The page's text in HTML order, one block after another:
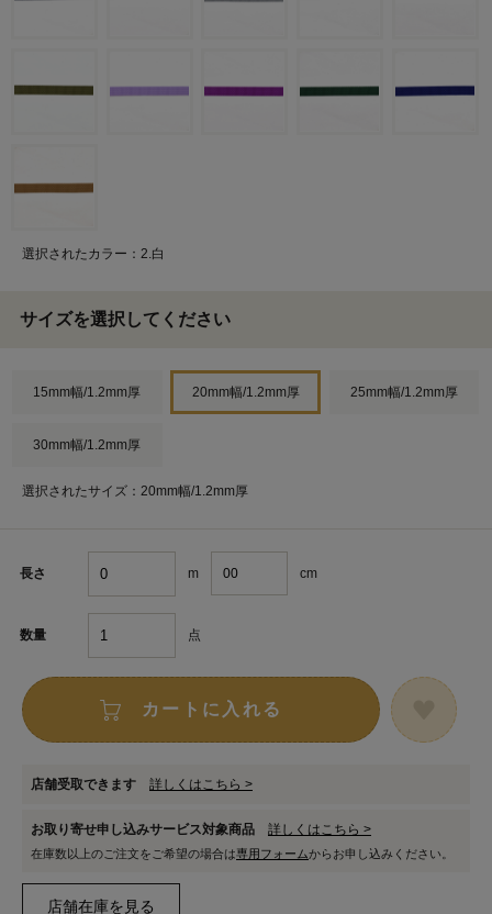
選択されたカラー：2.白
サイズを選択してください
15mm幅/1.2mm厚 20mm幅/1.2mm厚 25mm幅/1.2mm厚
30mm幅/1.2mm厚
選択されたサイズ：20mm幅/1.2mm厚
長さ m cm
数量 点
カートに入れる
店舗受取できます 詳しくはこちら >
お取り寄せ申し込みサービス対象商品 詳しくはこちら >
在庫数以上のご注文をご希望の場合は専用フォームからお申し込みください。